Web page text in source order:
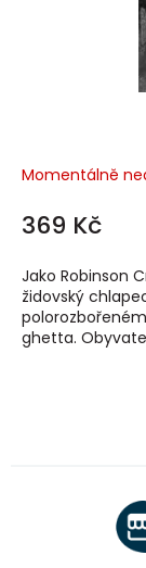
Momentálně
369 Kč
Jako Robinson
židovský
ghetta.